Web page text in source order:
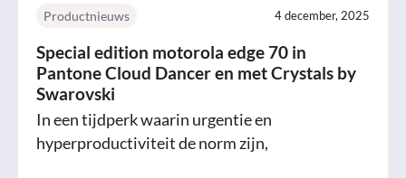
Productnieuws 4 december, 2025
Special edition motorola edge 70 in
Pantone Cloud Dancer en met Crystals by
Swarovski
In een tijdperk waarin urgentie en
hyperproductiviteit de norm zijn,